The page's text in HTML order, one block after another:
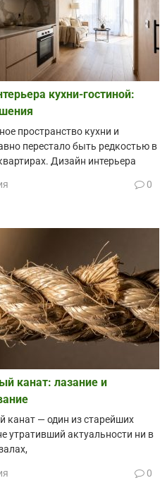
кухни-гостиной:
пространство кухни и
перестало быть редкостью в
Дизайн интерьера
0
канат: лазание и
канат — один из старейших
утративший актуальности ни в
0